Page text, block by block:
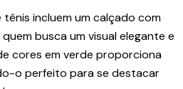
incluem um calçado com
busca um visual elegante e
cores em verde proporciona
o perfeito para se destacar